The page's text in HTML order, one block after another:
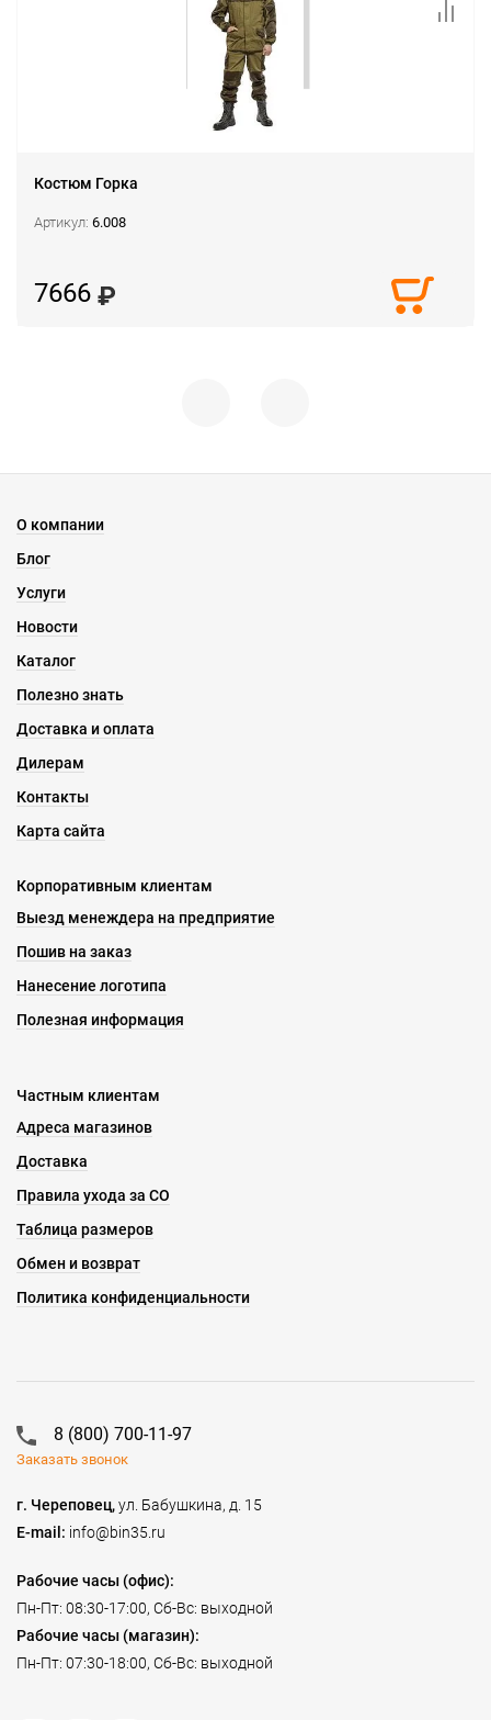
Костюм Горка
Артикул: 6.008
7666
О компании
Блог
Услуги
Новости
Каталог
Полезно знать
Доставка и оплата
Дилерам
Контакты
Карта сайта
Корпоративным клиентам
Выезд менеждера на предприятие
Пошив на заказ
Нанесение логотипа
Полезная информация
Частным клиентам
Адреса магазинов
Доставка
Правила ухода за СО
Таблица размеров
Обмен и возврат
Политика конфиденциальности
8 (800) 700-11-97
Заказать звонок
г. Череповец,ул. Бабушкина, д. 15
E-mail: info@bin35.ru
Рабочие часы (офис):
Пн-Пт: 08:30-17:00, Сб-Вс: выходной
Рабочие часы (магазин):
Пн-Пт: 07:30-18:00, Сб-Вс: выходной